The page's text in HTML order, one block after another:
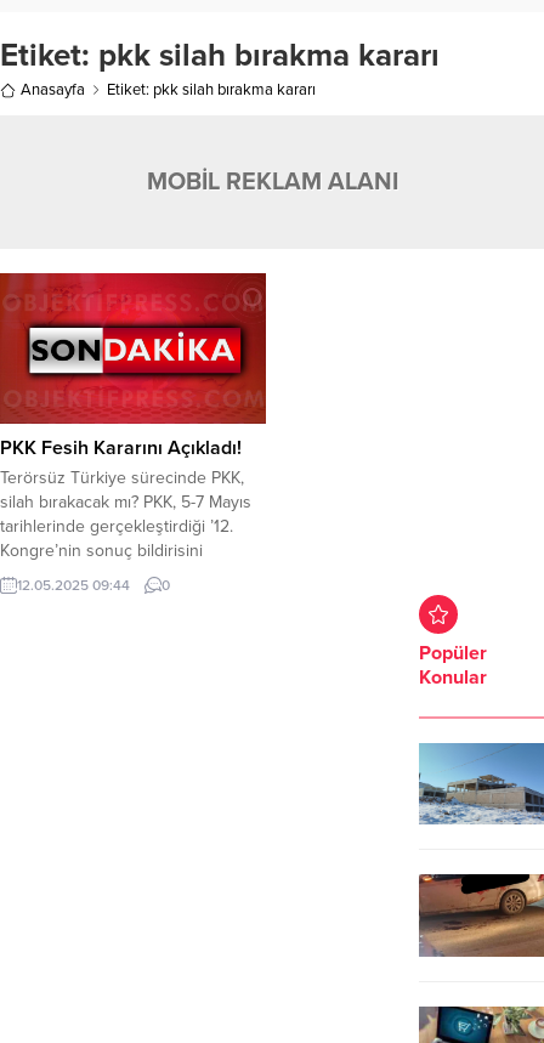
Etiket: pkk silah bırakma kararı
Anasayfa Etiket: pkk silah bırakma kararı
MOBİL REKLAM ALANI
PKK Fesih Kararını Açıkladı!
Terörsüz Türkiye sürecinde PKK,
silah bırakacak mı? PKK, 5-7 Mayıs
tarihlerinde gerçekleştirdiği ’12.
Kongre’nin sonuç bildirisini
açıkladı. İşte detaylar… MHP Genel
Başkanı Devlet Bahçeli’nin
12.05.2025 09:44 0
Popüler
Konular